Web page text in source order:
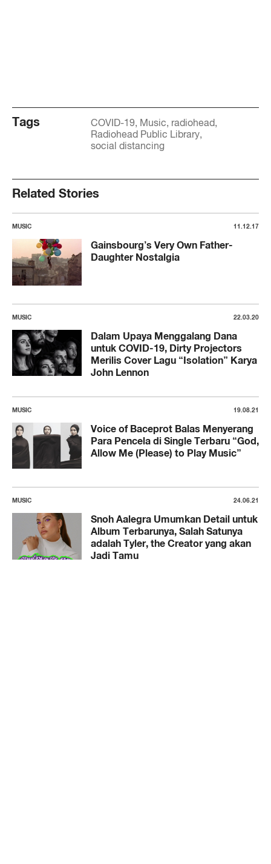
Tags COVID-19 Music radiohead
Radiohead Public Library
social distancing
Related Stories
MUSIC 11.12.17
Gainsbourg’s Very Own Father-
Daughter Nostalgia
MUSIC 22.03.20
Dalam Upaya Menggalang Dana
untuk COVID-19, Dirty Projectors
Merilis Cover Lagu “Isolation” Karya
John Lennon
MUSIC 19.08.21
Voice of Baceprot Balas Menyerang
Para Pencela di Single Terbaru “God,
Allow Me (Please) to Play Music”
MUSIC 24.06.21
Snoh Aalegra Umumkan Detail untuk
Album Terbarunya, Salah Satunya
adalah Tyler, the Creator yang akan
Jadi Tamu